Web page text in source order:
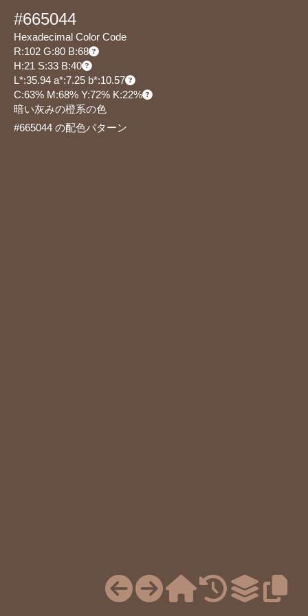
#665044
Hexadecimal Color Code
R:102 G:80 B:68
H:21 S:33 B:40
L*:35.94 a*:7.25 b*:10.57
C:63% M:68% Y:72% K:22%
暗い灰みの橙系の色
#665044 の配色パターン